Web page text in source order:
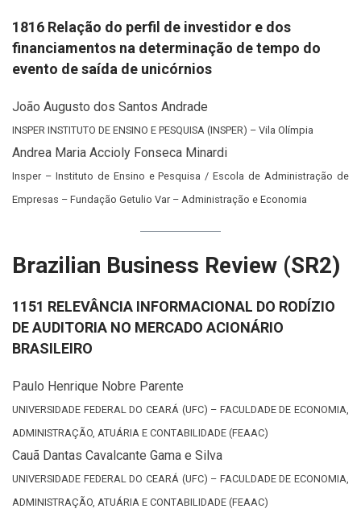
1816 Relação do perfil de investidor e dos
financiamentos na determinação de tempo do
evento de saída de unicórnios
João Augusto dos Santos Andrade
INSPER INSTITUTO DE ENSINO E PESQUISA (INSPER) – Vila Olímpia
Andrea Maria Accioly Fonseca Minardi
Insper – Instituto de Ensino e Pesquisa / Escola de Administração de
Empresas – Fundação Getulio Var – Administração e Economia
Brazilian Business Review (SR2)
1151 RELEVÂNCIA INFORMACIONAL DO RODÍZIO
DE AUDITORIA NO MERCADO ACIONÁRIO
BRASILEIRO
Paulo Henrique Nobre Parente
UNIVERSIDADE FEDERAL DO CEARÁ (UFC) – FACULDADE DE ECONOMIA,
ADMINISTRAÇÃO, ATUÁRIA E CONTABILIDADE (FEAAC)
Cauã Dantas Cavalcante Gama e Silva
UNIVERSIDADE FEDERAL DO CEARÁ (UFC) – FACULDADE DE ECONOMIA,
ADMINISTRAÇÃO, ATUÁRIA E CONTABILIDADE (FEAAC)